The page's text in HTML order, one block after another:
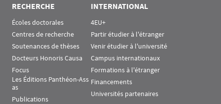
RECHERCHE
Écoles doctorales
Centres de recherche
Soutenances de thèses
Docteurs Honoris Causa
Focus
Les Éditions Panthéon-Ass
as
Publications
INTERNATIONAL
4EU+
Partir étudier à l'étranger
Venir étudier à l'université
Campus internationaux
Formations à l'étranger
Financements
Universités partenaires